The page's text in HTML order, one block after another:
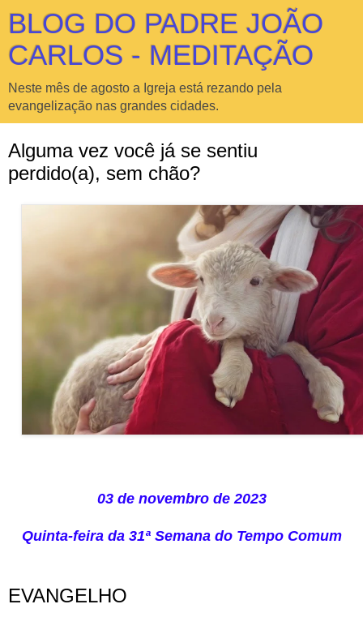
BLOG DO PADRE JOÃO
CARLOS - MEDITAÇÃO
Neste mês de agosto a Igreja está rezando pela
evangelização nas grandes cidades.
Alguma vez você já se sentiu
perdido(a), sem chão?
03 de novembro de 2023
Quinta-feira da 31ª Semana do Tempo Comum
EVANGELHO